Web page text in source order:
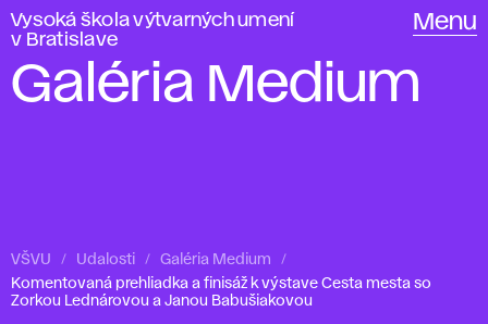
Vysoká škola výtvarných umení
v Bratislave
Menu
Galéria Medium
VŠVU Udalosti
Galéria Medium
Komentovaná prehliadka a finisáž k výstave Cesta mesta so
Zorkou Lednárovou a Janou Babušiakovou